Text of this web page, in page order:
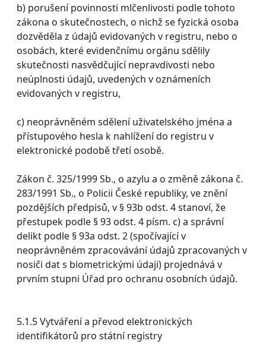
b) porušení povinnosti mlčenlivosti podle tohoto
zákona o skutečnostech, o nichž se fyzická osoba
dozvěděla z údajů evidovaných v registru, nebo o
osobách, které evidenčnímu orgánu sdělily
skutečnosti nasvědčující nepravdivosti nebo
neúplnosti údajů, uvedených v oznámeních
evidovaných v registru,
c) neoprávněném sdělení uživatelského jména a
přístupového hesla k nahlížení do registru v
elektronické podobě třetí osobě.
Zákon č. 325/1999 Sb., o azylu a o změně zákona č.
283/1991 Sb., o Policii České republiky, ve znění
pozdějších předpisů, v § 93b odst. 4 stanoví, že
přestupek podle § 93 odst. 4 písm. c) a správní
delikt podle § 93a odst. 2 (spočívající v
neoprávněném zpracovávání údajů zpracovaných v
nosiči dat s biometrickými údaji) projednává v
prvním stupni Úřad pro ochranu osobních údajů.
5.1.5 Vytváření a převod elektronických
identifikátorů pro státní registry